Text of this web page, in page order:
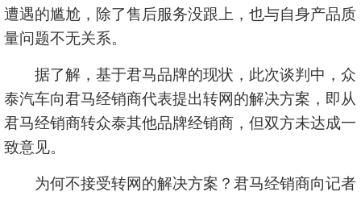
遭遇的尴尬，除了售后服务没跟上，也与自身产品质
量问题不无关系。
据了解，基于君马品牌的现状，此次谈判中，众
泰汽车向君马经销商代表提出转网的解决方案，即从
君马经销商转众泰其他品牌经销商，但双方未达成一
致意见。
为何不接受转网的解决方案？君马经销商向记者